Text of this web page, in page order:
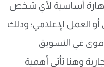
مهارة أساسية لأي شخص
العمل الإعلامي؛ وذلك
في التسويق
وهنا تأتي أهمية